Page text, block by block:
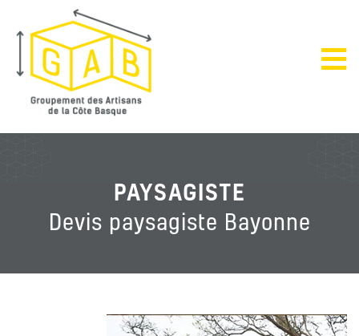
PAYSAGISTE
Devis paysagiste Bayonne